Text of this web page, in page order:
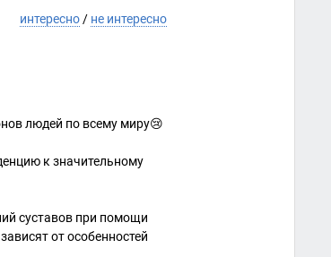
интересно / не интересно
людей по всему миру😢
к значительному
суставов при помощи
от особенностей